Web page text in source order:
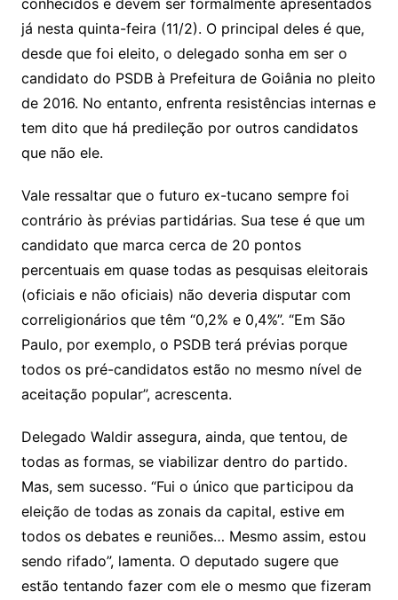
já nesta quinta-feira (11/2). O principal deles é que,
desde que foi eleito, o delegado sonha em ser o
candidato do PSDB à Prefeitura de Goiânia no pleito
de 2016. No entanto, enfrenta resistências internas e
tem dito que há predileção por outros candidatos
que não ele.
Vale ressaltar que o futuro ex-tucano sempre foi
contrário às prévias partidárias. Sua tese é que um
candidato que marca cerca de 20 pontos
percentuais em quase todas as pesquisas eleitorais
(oficiais e não oficiais) não deveria disputar com
correligionários que têm “0,2% e 0,4%”. “Em São
Paulo, por exemplo, o PSDB terá prévias porque
todos os pré-candidatos estão no mesmo nível de
aceitação popular”, acrescenta.
Delegado Waldir assegura, ainda, que tentou, de
todas as formas, se viabilizar dentro do partido.
Mas, sem sucesso. “Fui o único que participou da
eleição de todas as zonais da capital, estive em
todos os debates e reuniões… Mesmo assim, estou
sendo rifado”, lamenta. O deputado sugere que
estão tentando fazer com ele o mesmo que fizeram